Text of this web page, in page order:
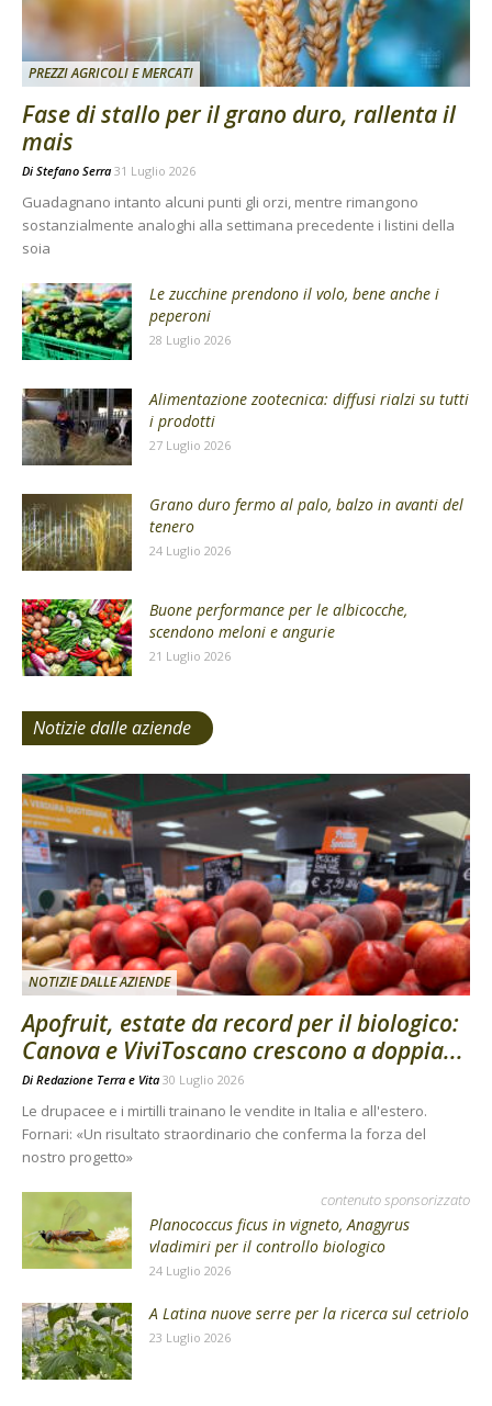
PREZZI AGRICOLI E MERCATI
Fase di stallo per il grano duro, rallenta il
mais
Di Stefano Serra 31 Luglio 2026
Guadagnano intanto alcuni punti gli orzi, mentre rimangono
sostanzialmente analoghi alla settimana precedente i listini della
soia
Le zucchine prendono il volo, bene anche i
peperoni
28 Luglio 2026
Alimentazione zootecnica: diffusi rialzi su tutti
i prodotti
27 Luglio 2026
Grano duro fermo al palo, balzo in avanti del
tenero
24 Luglio 2026
Buone performance per le albicocche,
scendono meloni e angurie
21 Luglio 2026
Notizie dalle aziende
NOTIZIE DALLE AZIENDE
Apofruit, estate da record per il biologico:
Canova e ViviToscano crescono a doppia...
Di Redazione Terra e Vita 30 Luglio 2026
Le drupacee e i mirtilli trainano le vendite in Italia e all'estero.
Fornari: «Un risultato straordinario che conferma la forza del
nostro progetto»
contenuto sponsorizzato
Planococcus ficus in vigneto, Anagyrus
vladimiri per il controllo biologico
24 Luglio 2026
A Latina nuove serre per la ricerca sul cetriolo
23 Luglio 2026